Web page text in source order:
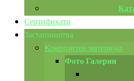
Сертификати
Застапништва
Композитен материјал
Фото Галерии